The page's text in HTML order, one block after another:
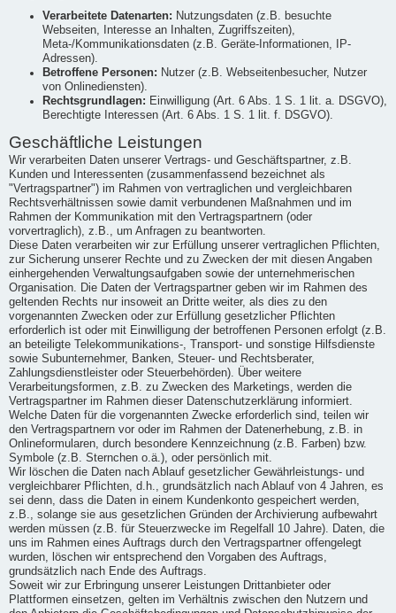
Verarbeitete Datenarten: Nutzungsdaten (z.B. besuchte
Webseiten, Interesse an Inhalten, Zugriffszeiten),
Meta-/Kommunikationsdaten (z.B. Geräte-Informationen, IP-
Adressen).
Betroffene Personen: Nutzer (z.B. Webseitenbesucher, Nutzer
von Onlinediensten).
Rechtsgrundlagen: Einwilligung (Art. 6 Abs. 1 S. 1 lit. a. DSGVO),
Berechtigte Interessen (Art. 6 Abs. 1 S. 1 lit. f. DSGVO).
Geschäftliche Leistungen
Wir verarbeiten Daten unserer Vertrags- und Geschäftspartner, z.B.
Kunden und Interessenten (zusammenfassend bezeichnet als
"Vertragspartner") im Rahmen von vertraglichen und vergleichbaren
Rechtsverhältnissen sowie damit verbundenen Maßnahmen und im
Rahmen der Kommunikation mit den Vertragspartnern (oder
vorvertraglich), z.B., um Anfragen zu beantworten.
Diese Daten verarbeiten wir zur Erfüllung unserer vertraglichen Pflichten,
zur Sicherung unserer Rechte und zu Zwecken der mit diesen Angaben
einhergehenden Verwaltungsaufgaben sowie der unternehmerischen
Organisation. Die Daten der Vertragspartner geben wir im Rahmen des
geltenden Rechts nur insoweit an Dritte weiter, als dies zu den
vorgenannten Zwecken oder zur Erfüllung gesetzlicher Pflichten
erforderlich ist oder mit Einwilligung der betroffenen Personen erfolgt (z.B.
an beteiligte Telekommunikations-, Transport- und sonstige Hilfsdienste
sowie Subunternehmer, Banken, Steuer- und Rechtsberater,
Zahlungsdienstleister oder Steuerbehörden). Über weitere
Verarbeitungsformen, z.B. zu Zwecken des Marketings, werden die
Vertragspartner im Rahmen dieser Datenschutzerklärung informiert.
Welche Daten für die vorgenannten Zwecke erforderlich sind, teilen wir
den Vertragspartnern vor oder im Rahmen der Datenerhebung, z.B. in
Onlineformularen, durch besondere Kennzeichnung (z.B. Farben) bzw.
Symbole (z.B. Sternchen o.ä.), oder persönlich mit.
Wir löschen die Daten nach Ablauf gesetzlicher Gewährleistungs- und
vergleichbarer Pflichten, d.h., grundsätzlich nach Ablauf von 4 Jahren, es
sei denn, dass die Daten in einem Kundenkonto gespeichert werden,
z.B., solange sie aus gesetzlichen Gründen der Archivierung aufbewahrt
werden müssen (z.B. für Steuerzwecke im Regelfall 10 Jahre). Daten, die
uns im Rahmen eines Auftrags durch den Vertragspartner offengelegt
wurden, löschen wir entsprechend den Vorgaben des Auftrags,
grundsätzlich nach Ende des Auftrags.
Soweit wir zur Erbringung unserer Leistungen Drittanbieter oder
Plattformen einsetzen, gelten im Verhältnis zwischen den Nutzern und